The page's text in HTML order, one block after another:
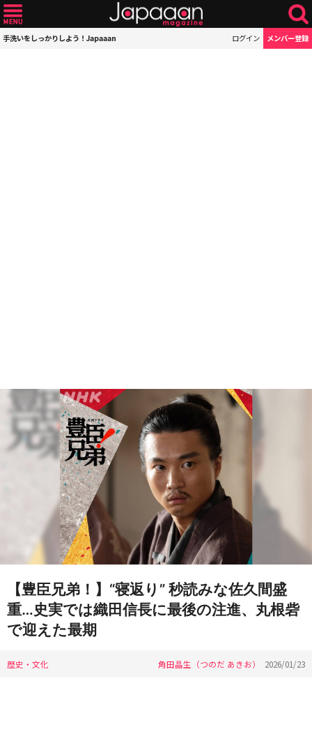
手洗いをしっかりしよう！Japaaan ログイン メンバー登録
【豊臣兄弟！】“寝返り” 秒読みな佐久間盛
重…史実では織田信長に最後の注進、丸根砦
で迎えた最期
歴史・文化 角田晶生（つのだ あきお） 2026/01/23